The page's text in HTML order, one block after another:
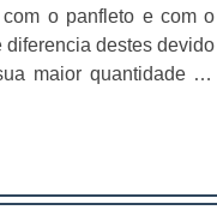
o panfleto e com o
diferencia destes devido
maior quantidade de
material se torne muito